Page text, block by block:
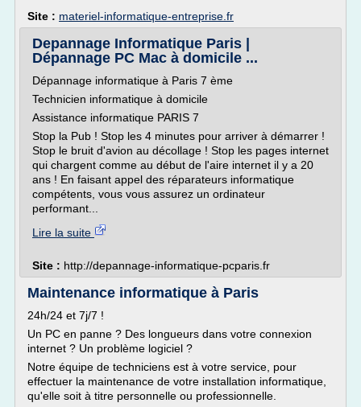
Site : materiel-informatique-entreprise.fr
Depannage Informatique Paris |
Dépannage PC Mac à domicile ...
Dépannage informatique à Paris 7 ème
Technicien informatique à domicile
Assistance informatique PARIS 7
Stop la Pub ! Stop les 4 minutes pour arriver à démarrer !
Stop le bruit d'avion au décollage ! Stop les pages internet
qui chargent comme au début de l'aire internet il y a 20
ans ! En faisant appel des réparateurs informatique
compétents, vous vous assurez un ordinateur
performant...
Lire la suite
Site : http://depannage-informatique-pcparis.fr
Maintenance informatique à Paris
24h/24 et 7j/7 !
Un PC en panne ? Des longueurs dans votre connexion
internet ? Un problème logiciel ?
Notre équipe de techniciens est à votre service, pour
effectuer la maintenance de votre installation informatique,
qu'elle soit à titre personnelle ou professionnelle.